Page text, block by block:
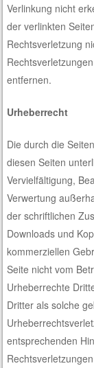
Verlinkung nicht
der verlinkten
Rechtsverletzung
entfernen.
Urheberrecht
Die durch die
diesen Seiten
Vervielfältigung,
Verwertung
der schriftlichen
Downloads und
kommerziellen
Seite nicht vom
Urheberrechte
Dritter als solche
entsprechenden